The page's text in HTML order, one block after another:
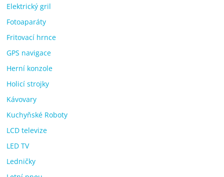
Elektrický gril
Fotoaparáty
Fritovací hrnce
GPS navigace
Herní konzole
Holicí strojky
Kávovary
Kuchyňské Roboty
LCD televize
LED TV
Ledničky